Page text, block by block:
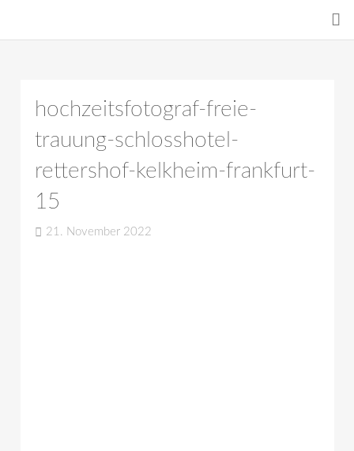
hochzeitsfotograf-freie-
trauung-schlosshotel-
rettershof-kelkheim-frankfurt-
15
21. November 2022